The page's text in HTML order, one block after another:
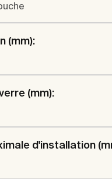
(mm):
(mm):
d'installation